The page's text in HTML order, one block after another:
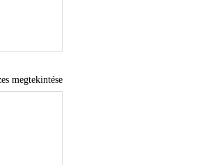
megtekintése